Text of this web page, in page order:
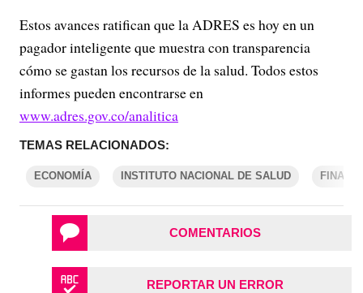
Estos avances ratifican que la ADRES es hoy en un
pagador inteligente que muestra con transparencia
cómo se gastan los recursos de la salud. Todos estos
informes pueden encontrarse en
www.adres.gov.co/analitica
TEMAS RELACIONADOS:
ECONOMÍA INSTITUTO NACIONAL DE SALUD
COMENTARIOS
REPORTAR UN ERROR